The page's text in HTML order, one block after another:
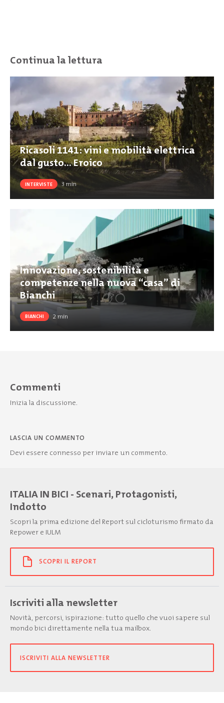
Continua la lettura
Ricasoli 1141: vini e mobilità elettrica
dal gusto… Eroico
INTERVISTE 3 min
Innovazione, sostenibilità e
competenze nella nuova “casa” di
Bianchi
BIANCHI 2min
Commenti
Inizia la discussione.
LASCIA UN COMMENTO
Devi essere connesso per inviare un commento.
ITALIA IN BICI - Scenari, Protagonisti,
Indotto
Scopri la prima edizione del Report sul cicloturismo firmato da
Repower e IULM
SCOPRI IL REPORT
Iscriviti alla newsletter
Novità, percorsi, ispirazione: tutto quello che vuoi sapere sul
mondo bici direttamente nella tua mailbox.
ISCRIVITI ALLA NEWSLETTER